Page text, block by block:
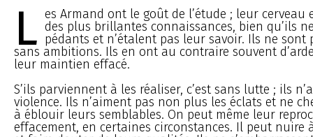
L es Armand ont le goût de l’étude ; leur cerveau
des plus brillantes connaissances, bien qu’ils
pédants et n’étalent pas leur savoir. Ils ne
sans ambitions. Ils en ont au contraire souvent
leur maintien effacé.
S’ils parviennent à les réaliser, c’est sans lutte ; ils
violence. Ils n’aiment pas non plus les éclats et ne
à éblouir leurs semblables. On peut même leur
effacement, en certaines circonstances. Il peut nuire